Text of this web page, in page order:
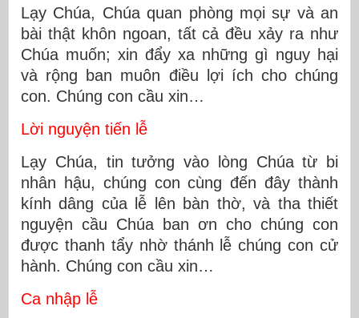
Lạy Chúa, Chúa quan phòng mọi sự và an
bài thật khôn ngoan, tất cả đều xảy ra như
Chúa muốn; xin đẩy xa những gì nguy hại
và rộng ban muôn điều lợi ích cho chúng
con. Chúng con cầu xin…
Lời nguyện tiến lễ
Lạy Chúa, tin tưởng vào lòng Chúa từ bi
nhân hậu, chúng con cùng đến đây thành
kính dâng của lễ lên bàn thờ, và tha thiết
nguyện cầu Chúa ban ơn cho chúng con
được thanh tẩy nhờ thánh lễ chúng con cử
hành. Chúng con cầu xin…
Ca nhập lễ